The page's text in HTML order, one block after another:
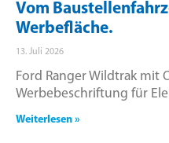
Vom
Werbefläche.
13. Juli 2026
Ford Ranger Wildtrak mit
Werbebeschriftung für
Weiterlesen »